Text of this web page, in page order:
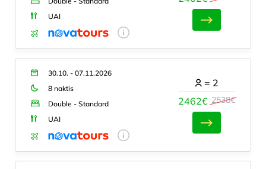
UAI
30.10. - 07.11.2026
8 naktis
Double - Standard
UAI
2462€ 2538€
= 2